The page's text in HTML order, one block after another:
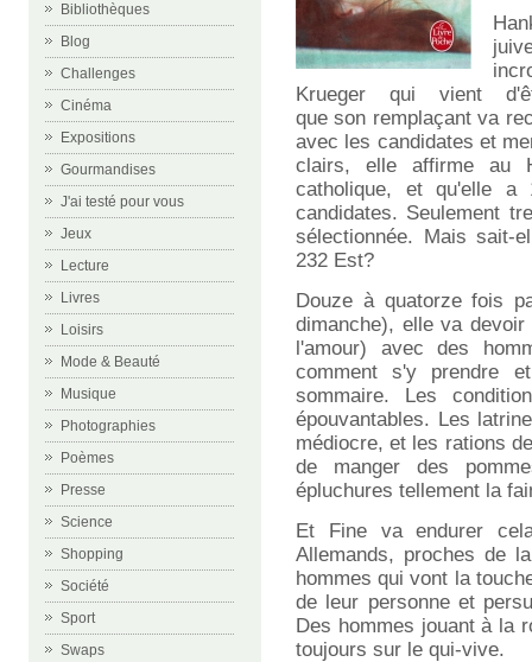
Bibliothèques
Blog
Challenges
Cinéma
Expositions
Gourmandises
J'ai testé pour vous
Jeux
Lecture
Livres
Loisirs
Mode & Beauté
Musique
Photographies
Poèmes
Presse
Science
Shopping
Société
Sport
Swaps
Krueger qui vient
que son remplaçant va
avec les candidates et
clairs, elle affirme au
catholique, et qu'elle
candidates. Seulement
sélectionnée. Mais
232 Est?
Douze à quatorze fois
dimanche), elle va
l'amour) avec des
comment s'y prendre
sommaire. Les
épouvantables. Les
médiocre, et les rations
de manger des
épluchures tellement la
Et Fine va endurer
Allemands, proches de
hommes qui vont la
de leur personne et
Des hommes jouant à la
toujours sur le qui-vive.